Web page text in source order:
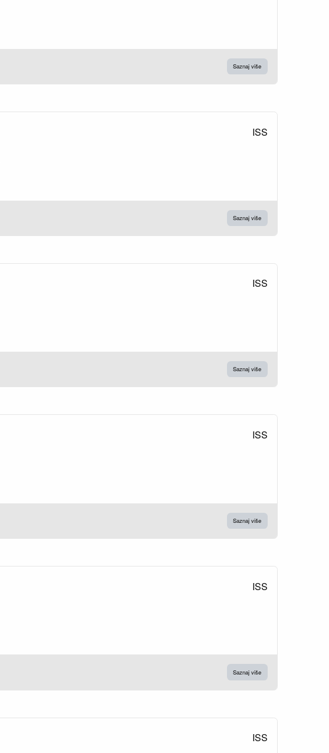
Saznaj više
ISS
Saznaj više
ISS
Saznaj više
ISS
Saznaj više
ISS
Saznaj više
ISS